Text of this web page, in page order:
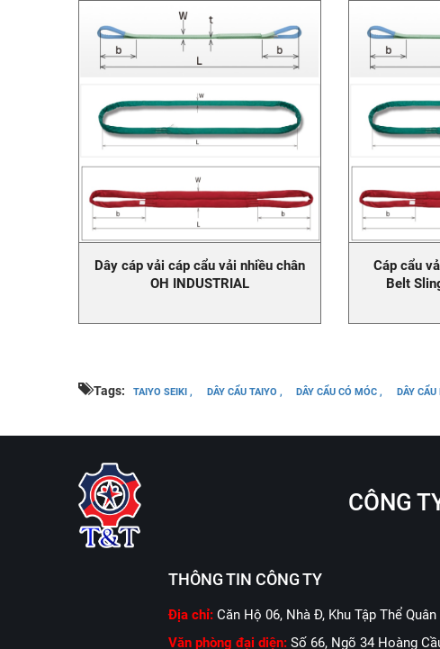
Dây cáp vải cáp cẩu vải nhiều chân
OH INDUSTRIAL
Cáp cẩu
Belt
Tags: TAIYO SEIKI , DÂY CẨU TAIYO , DÂY CẨU CÓ MÓC , DÂY CẨU
CÔNG
THÔNG TIN CÔNG TY
Địa chỉ: Căn Hộ 06, Nhà Đ, Khu Tập Thể
Văn phòng đại diện: Số 66, Ngõ 34 Hoàng